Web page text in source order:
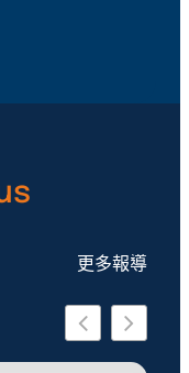
更多報導